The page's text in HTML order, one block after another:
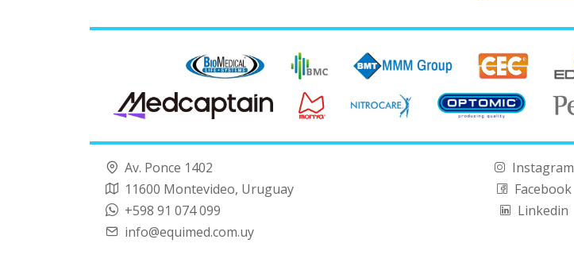
Av. Ponce 1402
11600 Montevideo, Uruguay
+598 91 074 099
info@equimed.com.uy
Instagram
Facebook
Linkedin